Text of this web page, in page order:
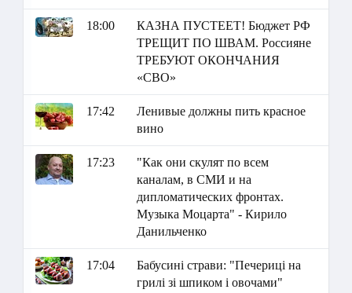
18:00
КАЗНА ПУСТЕЕТ! Бюджет РФ
ТРЕЩИТ ПО ШВАМ. Россияне
ТРЕБУЮТ ОКОНЧАНИЯ
«СВО»
17:42
Ленивые должны пить красное
вино
17:23
"Как они скулят по всем
каналам, в СМИ и на
дипломатических фронтах.
Музыка Моцарта" - Кирило
Данильченко
17:04
Бабусині страви: "Печериці на
грилі зі шпиком і овочами"